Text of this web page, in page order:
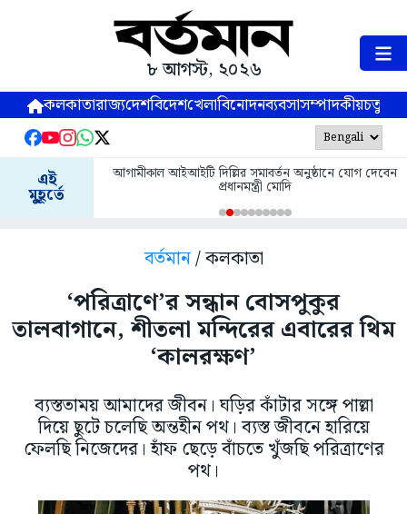
৮ আগস্ট, ২০২৬
কলকাতারাজ্যদেশবিদেশখেলাবিনোদনব্যবসাসম্পাদকীয়
এই
মুহূর্তে
আগামীকাল আইআইটি দিল্লির সমাবর্তন অনুষ্ঠানে যোগ দেবেন
প্রধানমন্ত্রী মোদি
বর্তমান/ কলকাতা
‘পরিত্রাণে’র সন্ধান বোসপুকুর
তালবাগানে, শীতলা মন্দিরের এবারের থিম
‘কালরক্ষণ’
ব্যস্ততাময় আমাদের জীবন। ঘড়ির কাঁটার সঙ্গে পাল্লা
দিয়ে ছুটে চলেছি অন্তহীন পথ। ব্যস্ত জীবনে হারিয়ে
ফেলছি নিজেদের। হাঁফ ছেড়ে বাঁচতে খুঁজছি পরিত্রাণের
পথ।